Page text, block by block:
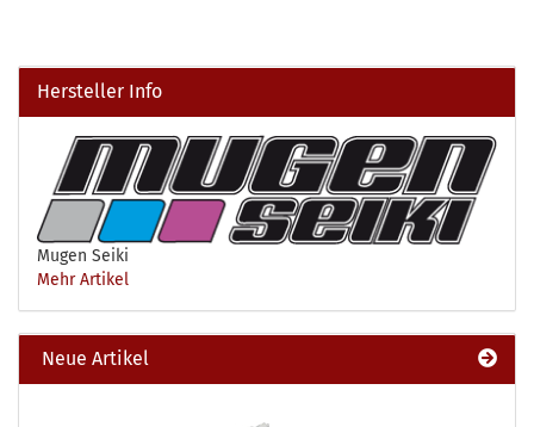
Hersteller Info
Mugen Seiki
Mehr Artikel
Neue Artikel